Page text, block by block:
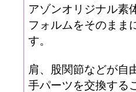
アゾンオリジナル素
フォルムをそのまま
す。
肩、股関節などが自
手パーツを交換する